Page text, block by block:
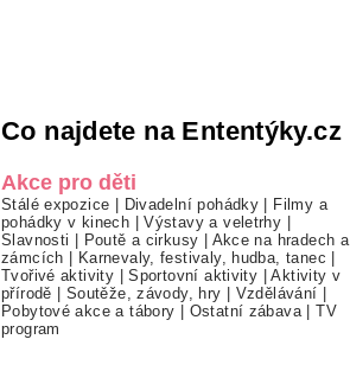
Co najdete na Ententýky.cz
Akce pro děti
Stálé expozice | Divadelní pohádky | Filmy a
pohádky v kinech |Výstavy a veletrhy |
Slavnosti | Poutě a cirkusy | Akce na hradech a
zámcích | Karnevaly, festivaly, hudba, tanec |
Tvořivé aktivity |Sportovní aktivity |Aktivity v
přírodě | Soutěže, závody, hry | Vzdělávání |
Pobytové akce a tábory | Ostatní zábava |TV
program